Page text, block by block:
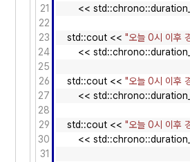
21
22
23
24
25
26
27
28
29
30
31
<<
std::cout << "오늘 0시 이
<<
std::cout << "오늘 0시 이
<<
std::cout << "오늘 0시 이후
<<